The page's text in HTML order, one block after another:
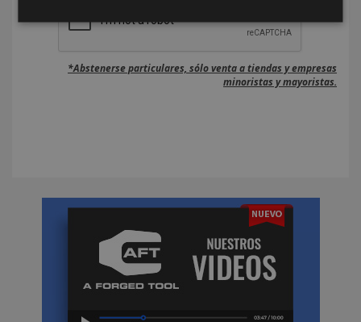
*Abstenerse particulares, sólo venta a tiendas y empresas
minoristas y mayoristas.